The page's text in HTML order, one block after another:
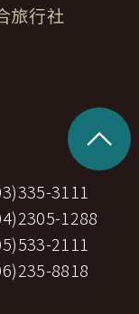
旅行社
3111
1288
2111
8818
^